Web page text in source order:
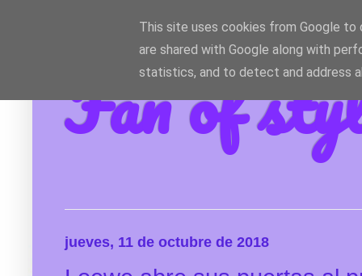
Fan of
jueves, 11 de octubre de 2018
This site uses cookies from Google to
are shared with Google along with
statistics, and to detect and address